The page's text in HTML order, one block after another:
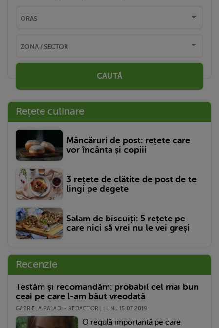
CAUTĂ
Rețete culinare
Mâncăruri de post: rețete care
vor încânta și copiii
3 rețete de clătite de post de te
lingi pe degete
Salam de biscuiți: 5 rețete pe
care nici să vrei nu le vei greși
Recenzie
Testăm și recomandăm: probabil cel mai bun
ceai pe care l-am băut vreodată
GABRIELA PALADI - REDACTOR | LUNI, 15.07.2019
O regulă importantă pe care